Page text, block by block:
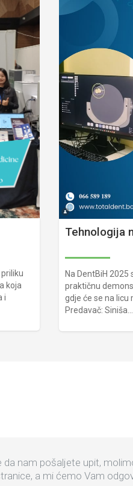
koja
i
Tehnologija
Na DentBiH
praktičnu
gdje će se na licu
Predavač: Siniša...
da nam pošaljete upit,
a mi ćemo Vam